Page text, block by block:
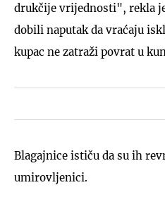
drukčije vrijednosti", rekla
dobili naputak da vraćaju
kupac ne zatraži povrat u
Blagajnice ističu da su ih
umirovljenici.